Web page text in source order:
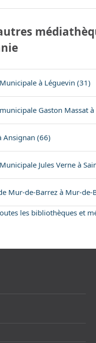
à Léguevin (31)
Gaston Massat
Ansignan (66)
Jules Verne à
Mur-de-Barrez à Mur-de-
les bibliothèques et